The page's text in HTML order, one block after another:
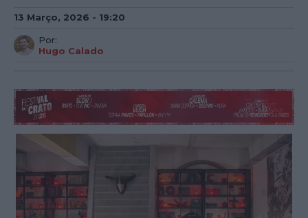
13 Março, 2026 - 19:20
Por:
Hugo Calado